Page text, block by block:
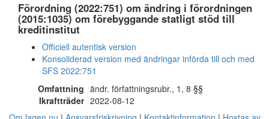
Förordning (2022:751) om ändring i förordningen
(2015:1035) om förebyggande statligt stöd till
kreditinstitut
Officiell autentisk version
Konsoliderad version med ändringar införda till och med
SFS 2022:751
Omfattning ändr. författningsrubr., 1, 8 §§
Ikraftträder 2022-08-12